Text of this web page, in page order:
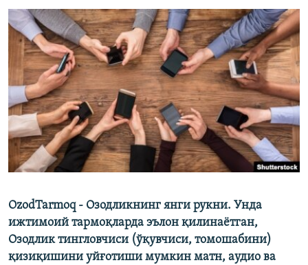
Озодлик бошқа тилларда
OzodTarmoq - Озодликнинг янги рукни. Унда
ижтимоий тармоқларда эълон қилинаётган,
Озодлик тингловчиси (ўқувчиси, томошабини)
қизиқишини уйғотиши мумкин матн, аудио ва